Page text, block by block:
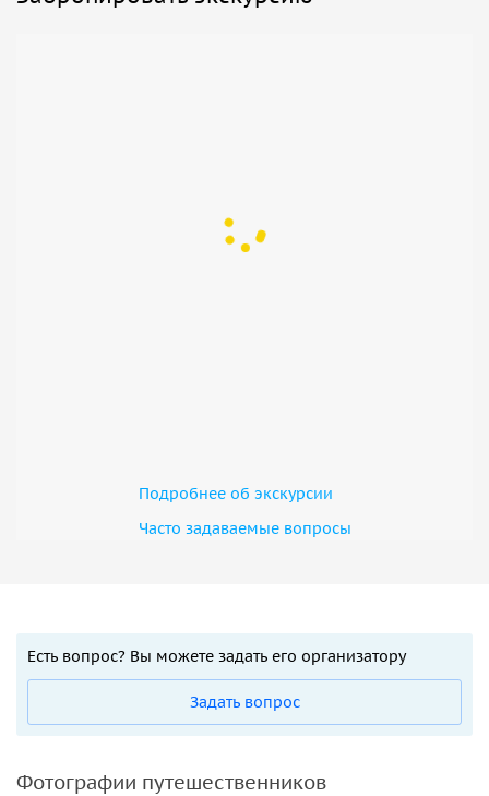
Подробнее об экскурсии
Часто задаваемые вопросы
Есть вопрос? Вы можете задать его организатору
Задать вопрос
Фотографии путешественников